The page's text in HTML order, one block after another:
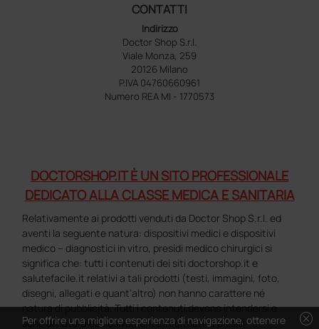
CONTATTI
Indirizzo
Doctor Shop S.r.l.
Viale Monza, 259
20126 Milano
P.IVA 04760660961
Numero REA MI - 1770573
DOCTORSHOP.IT È UN SITO PROFESSIONALE
DEDICATO ALLA CLASSE MEDICA E SANITARIA
Relativamente ai prodotti venduti da Doctor Shop S.r.l. ed
aventi la seguente natura: dispositivi medici e dispositivi
medico – diagnostici in vitro, presidi medico chirurgici si
significa che: tutti i contenuti dei siti doctorshop.it e
salutefacile.it relativi a tali prodotti (testi, immagini, foto,
disegni, allegati e quant’altro) non hanno carattere né
natura di pubblicità. Tutti i contenuti devono intendersi e
sono di natura esclusivamente informativa e volti
cancel
Per offrire una migliore esperienza di navigazione, ottenere